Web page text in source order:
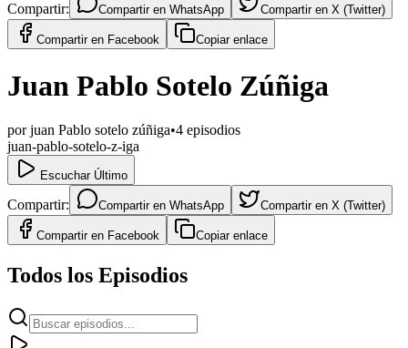
Compartir: Compartir en WhatsApp Compartir en X (Twitter)
Compartir en Facebook Copiar enlace
Juan Pablo Sotelo Zúñiga
porjuan Pablo sotelo zúñiga•4 episodios
juan-pablo-sotelo-z-iga
Escuchar Último
Compartir: Compartir en WhatsApp Compartir en X (Twitter)
Compartir en Facebook Copiar enlace
Todos los Episodios